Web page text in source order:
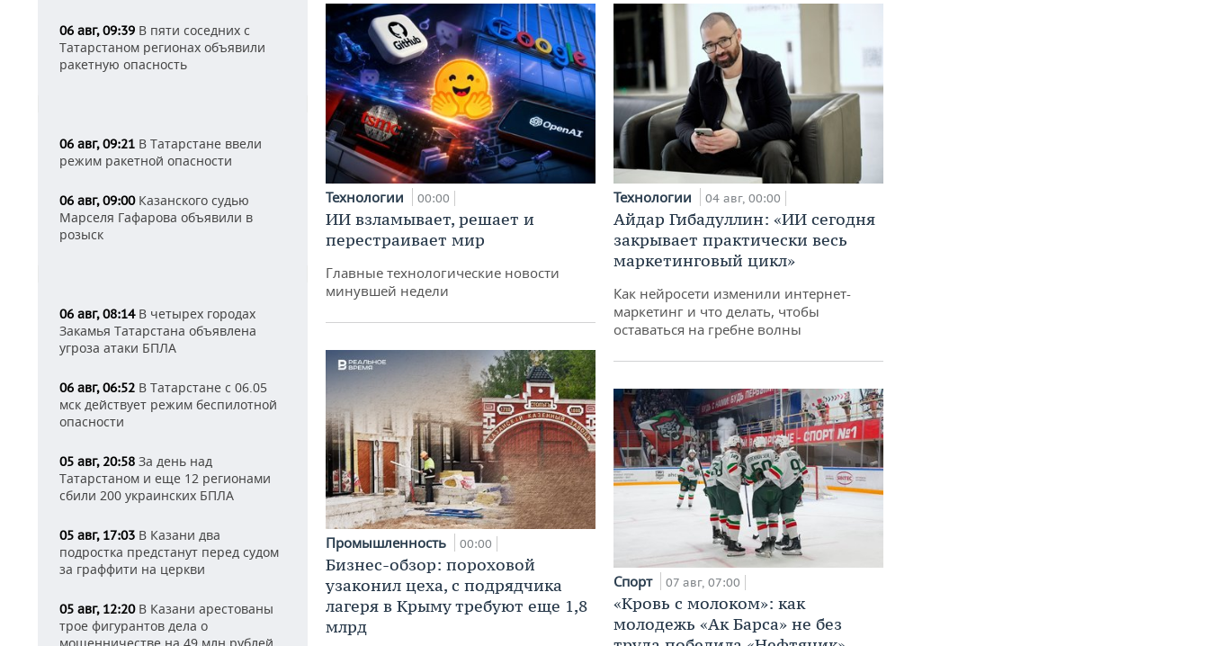
06 авг, 09:39 В пяти соседних с
Татарстаном регионах объявили
ракетную опасность
06 авг, 09:21 В Татарстане ввели
режим ракетной опасности
06 авг, 09:00Казанского судью
Марселя Гафарова объявили в
розыск
06 авг, 08:14В четырех городах
Закамья Татарстана объявлена
угроза атаки БПЛА
06 авг, 06:52 В Татарстане с 06.05
мск действует режим беспилотной
опасности
05 авг, 20:58 За день над
Татарстаном и еще 12 регионами
сбили 200 украинских БПЛА
05 авг, 17:03 В Казани два
подростка предстанут перед судом
за граффити на церкви
05 авг, 12:20В Казани арестованы
трое фигурантов дела о
Технологии 00:00
ИИ взламывает, решает и
перестраивает мир
Главные технологические новости
минувшей недели
Промышленность 00:00
Бизнес-обзор: пороховой
узаконил цеха, с подрядчика
лагеря в Крыму требуют еще 1,8
млрд
Технологии 04 авг, 00:00
Айдар Гибадуллин: «ИИ сегодня
закрывает практически весь
маркетинговый цикл»
Как нейросети изменили интернет-
маркетинг и что делать, чтобы
оставаться на гребне волны
Спорт 07 авг, 07:00
«Кровь с молоком»: как
молодежь «Ак Барса» не без